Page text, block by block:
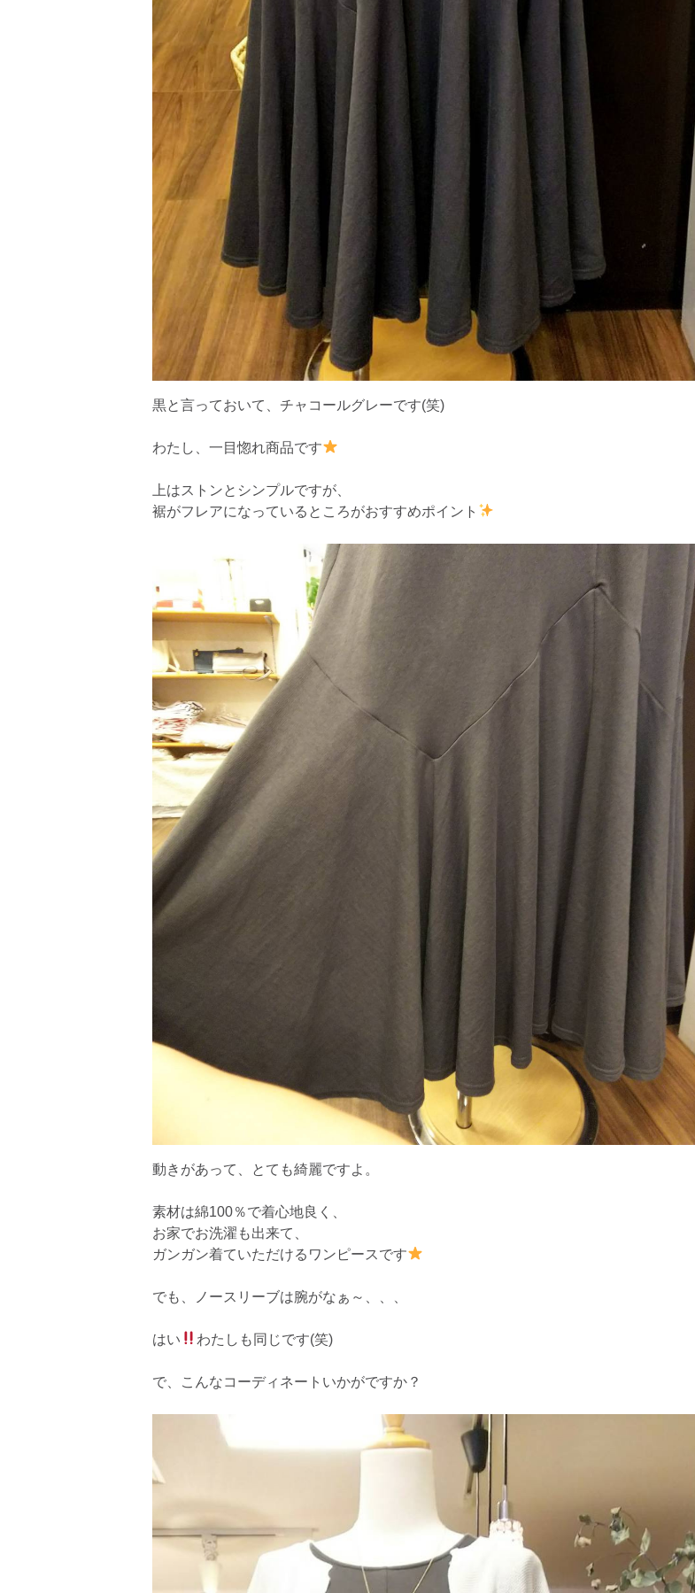
黒と言っておいて、チャコールグレーです(笑)
わたし、一目惚れ商品です
上はストンとシンプルですが、
裾がフレアになっているところがおすすめポイント
動きがあって、とても綺麗ですよ。
素材は綿100％で着心地良く、
お家でお洗濯も出来て、
ガンガン着ていただけるワンピースです
でも、ノースリーブは腕がなぁ～、、、
はい わたしも同じです(笑)
で、こんなコーディネートいかがですか？